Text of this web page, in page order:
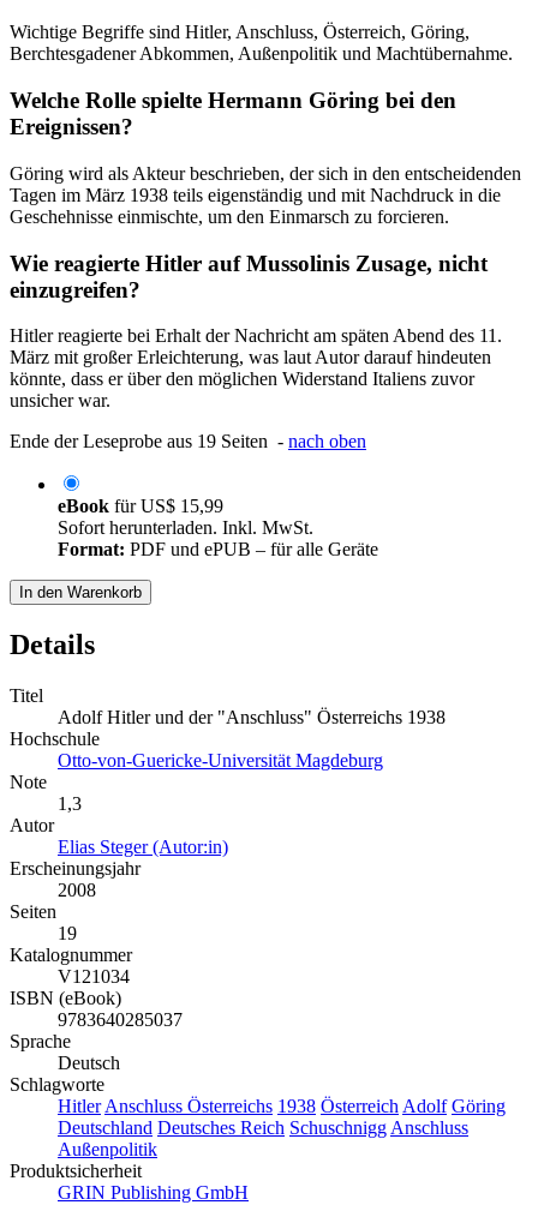
Wichtige Begriffe sind Hitler, Anschluss, Österreich, Göring,
Berchtesgadener Abkommen, Außenpolitik und Machtübernahme.
Welche Rolle spielte Hermann Göring bei den
Ereignissen?
Göring wird als Akteur beschrieben, der sich in den entscheidenden
Tagen im März 1938 teils eigenständig und mit Nachdruck in die
Geschehnisse einmischte, um den Einmarsch zu forcieren.
Wie reagierte Hitler auf Mussolinis Zusage, nicht
einzugreifen?
Hitler reagierte bei Erhalt der Nachricht am späten Abend des 11.
März mit großer Erleichterung, was laut Autor darauf hindeuten
könnte, dass er über den möglichen Widerstand Italiens zuvor
unsicher war.
Ende der Leseprobe aus 19 Seiten - nach oben
eBook fürUS$ 15,99
Sofort herunterladen. Inkl. MwSt.
Format: PDF und ePUB – für alle Geräte
In den Warenkorb
Details
Titel
Adolf Hitler und der "Anschluss" Österreichs 1938
Hochschule
Otto-von-Guericke-Universität Magdeburg
Note
1,3
Autor
Elias Steger (Autor:in)
Erscheinungsjahr
2008
Seiten
19
Katalognummer
V121034
ISBN (eBook)
9783640285037
Sprache
Deutsch
Schlagworte
Hitler Anschluss Österreichs 1938 Österreich Adolf Göring
Deutschland Deutsches Reich Schuschnigg Anschluss
Außenpolitik
Produktsicherheit
GRIN Publishing GmbH